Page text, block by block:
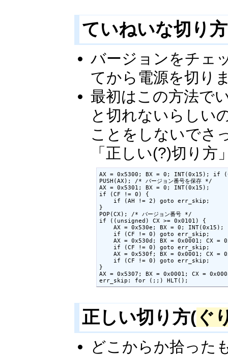
ていねいな切り
バージョンをチェ
てから電源を切り
最初はこの方法で
と切れないらしい
ことをしないでさ
「正しい(?)切り
AX = 0x5300; BX = 0; INT(0x15); if
PUSH(AX); /* バージョン番号を保存 */
AX = 0x5301; BX = 0; INT(0x15);
if (CF != 0) {
    if (AH != 2) goto err_skip;
}
POP(CX); /* バージョン番号 */
if ((unsigned) CX >= 0x0101) {
    AX = 0x530e; BX = 0; INT(0x15);
    if (CF != 0) goto err_skip;
AX = 0x530d; BX = 0x0001; CX =
    if (CF != 0) goto err_skip;
AX = 0x530f; BX = 0x0001; CX =
    if (CF != 0) goto err_skip;
}
AX = 0x5307; BX = 0x0001; CX =
err_skip: for (;;) HLT();
正しい切り方(ぐ
どこからか拾った